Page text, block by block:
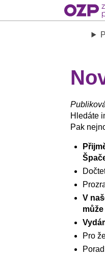
Hledáte
Pak
V
Pro